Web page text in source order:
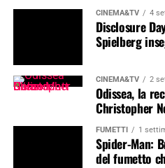
CINEMA&TV 4
Disclosure
Spielberg
CINEMA&TV 2
Odissea, la
Christopher
FUMETTI 1
Spider-Man:
del fumetto